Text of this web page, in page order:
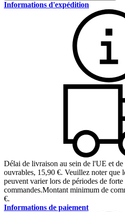
Informations d'expédition
Délai de livraison au sein de l'UE et de
ouvrables, 15,90 €. Veuillez noter que
peuvent varier lors de périodes de forte
commandes.Montant minimum de
€.
Informations de paiement